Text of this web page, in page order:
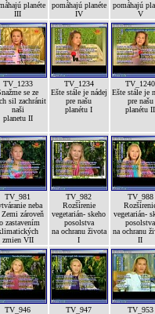
planéte
III
pomáhajú planéte
IV
pomáhajú
V
TV_1233
se ze
sil zachránit
naši
planetu II
TV_1234
Ešte stále je nádej
pre našu
planétu I
TV_1240
Ešte stále je
pre našu
planétu II
TV_981
neba
Zemi zároveň
zastavením
zmien VII
TV_982
Rozšírenie
vegetarián- skeho
posolstva
na ochranu života
I
TV_988
vegetarián-
posolstva
na ochranu
II
TV_946 TV_947 TV_953